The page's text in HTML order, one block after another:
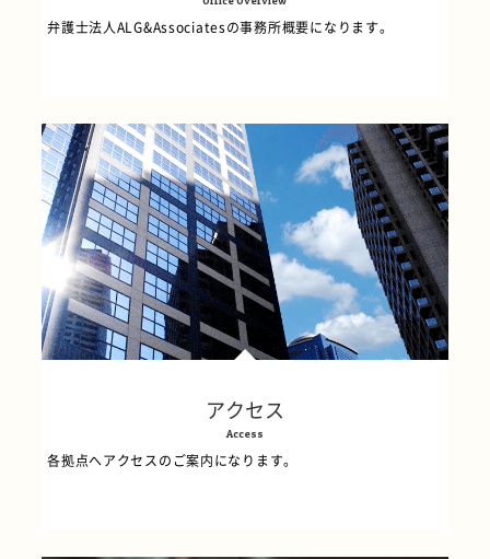
弁護士法人ALG&Associatesの事務所概要になります。
アクセス
Access
各拠点へアクセスのご案内になります。